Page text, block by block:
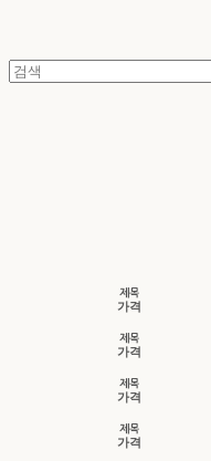
제목
가격
제목
가격
제목
가격
제목
가격